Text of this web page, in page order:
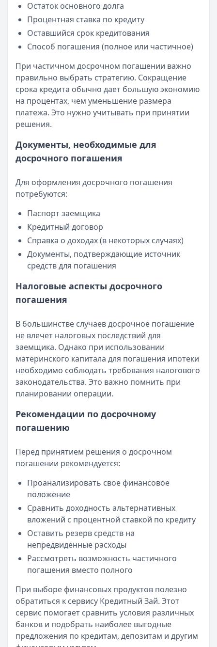
Остаток основного долга
Процентная ставка по кредиту
Оставшийся срок кредитования
Способ погашения (полное или частичное)
При частичном досрочном погашении важно
правильно выбрать стратегию. Сокращение
срока кредита обычно дает большую экономию
на процентах, чем уменьшение размера
платежа. Это нужно учитывать при принятии
решения.
Документы, необходимые для
досрочного погашения
Для оформления досрочного погашения
потребуются:
Паспорт заемщика
Кредитный договор
Справка о доходах (в некоторых случаях)
Документы, подтверждающие источник
средств для погашения
Налоговые аспекты досрочного
погашения
В большинстве случаев досрочное погашение
не влечет налоговых последствий для
заемщика. Однако при использовании
материнского капитала для погашения ипотеки
необходимо соблюдать требования налогового
законодательства. Это важно помнить при
планировании операции.
Рекомендации по досрочному
погашению
Перед принятием решения о досрочном
погашении рекомендуется:
Проанализировать свое финансовое
положение
Сравнить доходность альтернативных
вложений с процентной ставкой по кредиту
Оставить резерв средств на
непредвиденные расходы
Рассмотреть возможность частичного
погашения вместо полного
При выборе финансовых продуктов полезно
обратиться к сервису Кредитный Зай. Этот
сервис помогает сравнить условия различных
банков и подобрать наиболее выгодные
предложения по кредитам, депозитам и другим